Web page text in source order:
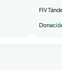
FIV